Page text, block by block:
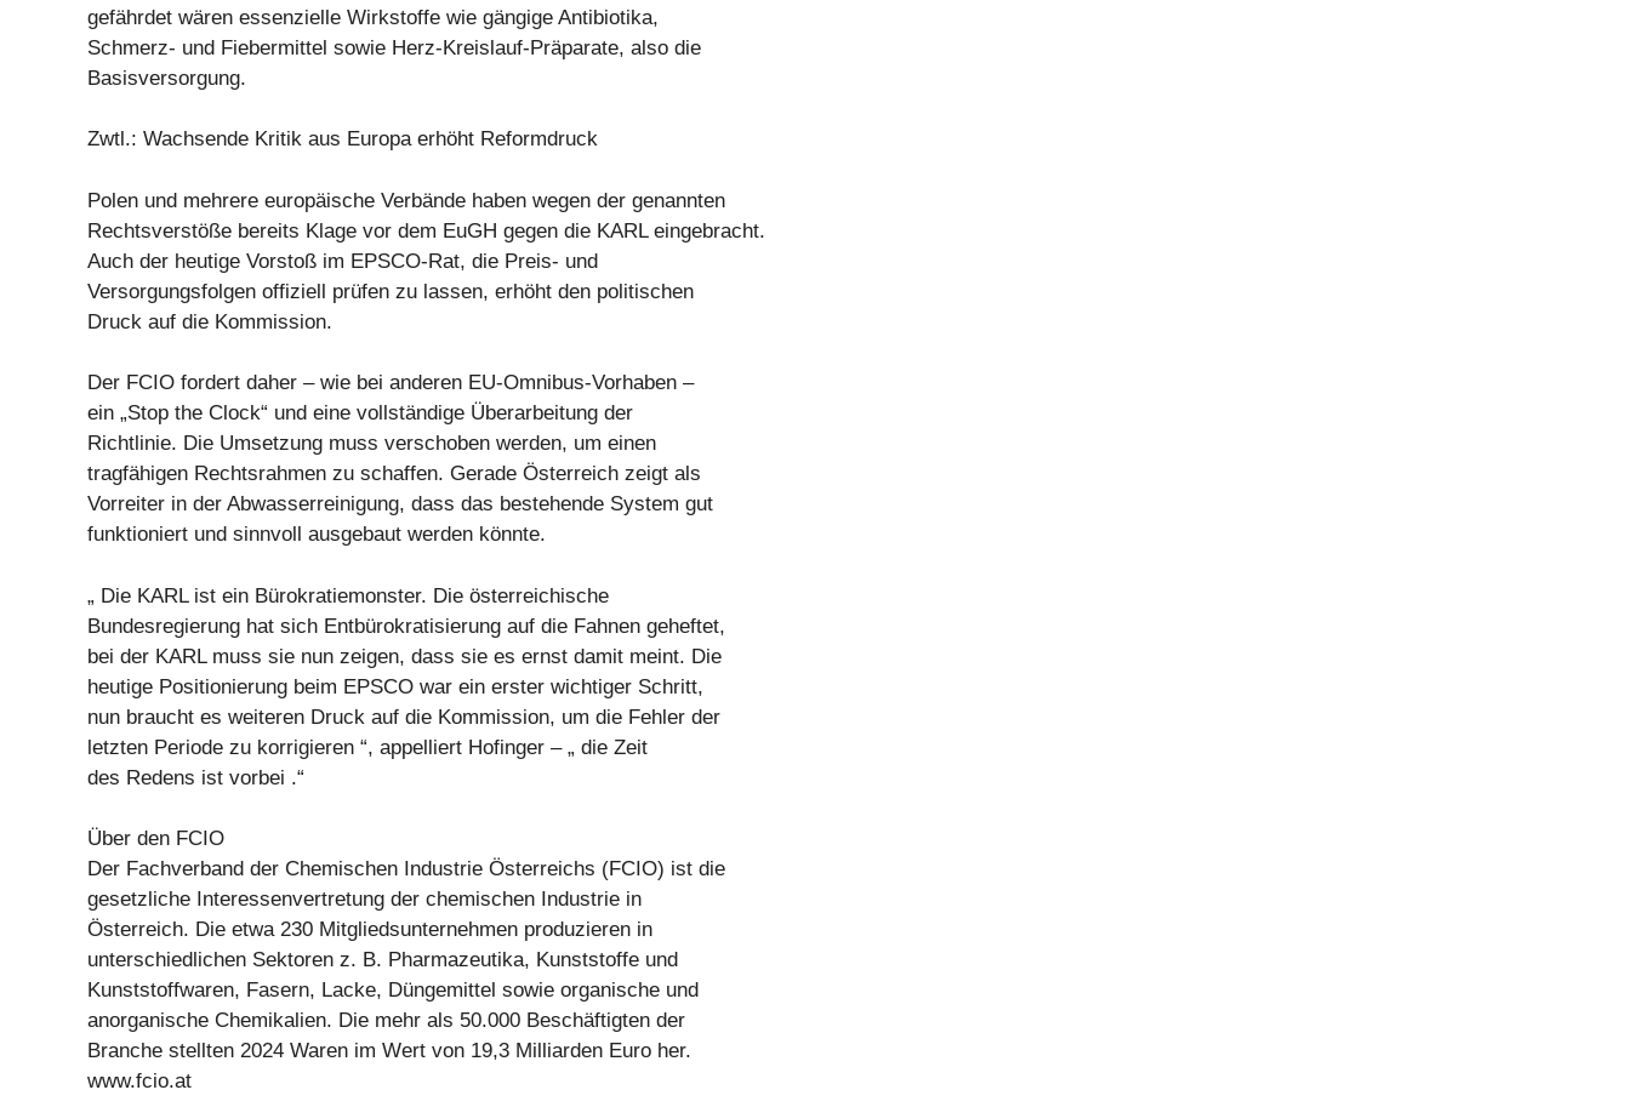
gefährdet wären essenzielle Wirkstoffe wie gängige Antibiotika,
Schmerz- und Fiebermittel sowie Herz-Kreislauf-Präparate, also die
Basisversorgung.
Zwtl.: Wachsende Kritik aus Europa erhöht Reformdruck
Polen und mehrere europäische Verbände haben wegen der genannten
Rechtsverstöße bereits Klage vor dem EuGH gegen die KARL eingebracht.
Auch der heutige Vorstoß im EPSCO-Rat, die Preis- und
Versorgungsfolgen offiziell prüfen zu lassen, erhöht den politischen
Druck auf die Kommission.
Der FCIO fordert daher – wie bei anderen EU-Omnibus-Vorhaben –
ein „Stop the Clock“ und eine vollständige Überarbeitung der
Richtlinie. Die Umsetzung muss verschoben werden, um einen
tragfähigen Rechtsrahmen zu schaffen. Gerade Österreich zeigt als
Vorreiter in der Abwasserreinigung, dass das bestehende System gut
funktioniert und sinnvoll ausgebaut werden könnte.
„ Die KARL ist ein Bürokratiemonster. Die österreichische
Bundesregierung hat sich Entbürokratisierung auf die Fahnen geheftet,
bei der KARL muss sie nun zeigen, dass sie es ernst damit meint. Die
heutige Positionierung beim EPSCO war ein erster wichtiger Schritt,
nun braucht es weiteren Druck auf die Kommission, um die Fehler der
letzten Periode zu korrigieren “, appelliert Hofinger – „ die Zeit
des Redens ist vorbei .“
Über den FCIO
Der Fachverband der Chemischen Industrie Österreichs (FCIO) ist die
gesetzliche Interessenvertretung der chemischen Industrie in
Österreich. Die etwa 230 Mitgliedsunternehmen produzieren in
unterschiedlichen Sektoren z. B. Pharmazeutika, Kunststoffe und
Kunststoffwaren, Fasern, Lacke, Düngemittel sowie organische und
anorganische Chemikalien. Die mehr als 50.000 Beschäftigten der
Branche stellten 2024 Waren im Wert von 19,3 Milliarden Euro her.
www.fcio.at